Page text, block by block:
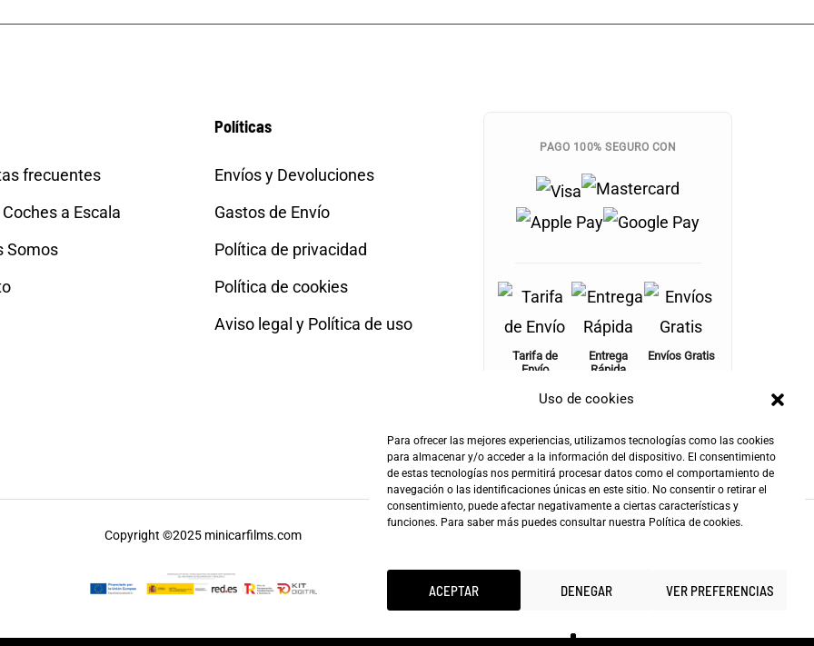
Uso de cookies
Para ofrecer las mejores experiencias, utilizamos tecnologías como las cookies
para almacenar y/o acceder a la información del dispositivo. El consentimiento
de estas tecnologías nos permitirá procesar datos como el comportamiento de
navegación o las identificaciones únicas en este sitio. No consentir o retirar el
consentimiento, puede afectar negativamente a ciertas características y
funciones. Para saber más puedes consultar nuestra Política de cookies.
ACEPTAR DENEGAR VER PREFERENCIAS
frecuentes
a Escala
Somos
Políticas
Envíos y Devoluciones
Gastos de Envío
Política de privacidad
Política de cookies
Aviso legal y Política de uso
PAGO 100% SEGURO CON
Tarifa de
Envío
4,90€
Entrega
Rápida
24-72h
Envíos Gratis
Copyright ©2025 minicarfilms.com